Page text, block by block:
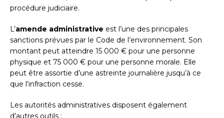
procédure judiciaire.
L’amende administrative est l’une des principales
sanctions prévues par le Code de l’environnement. Son
montant peut atteindre 15 000 € pour une personne
physique et 75 000 € pour une personne morale. Elle
peut être assortie d’une astreinte journalière jusqu’à ce
que l’infraction cesse.
Les autorités administratives disposent également
d’autres outils :